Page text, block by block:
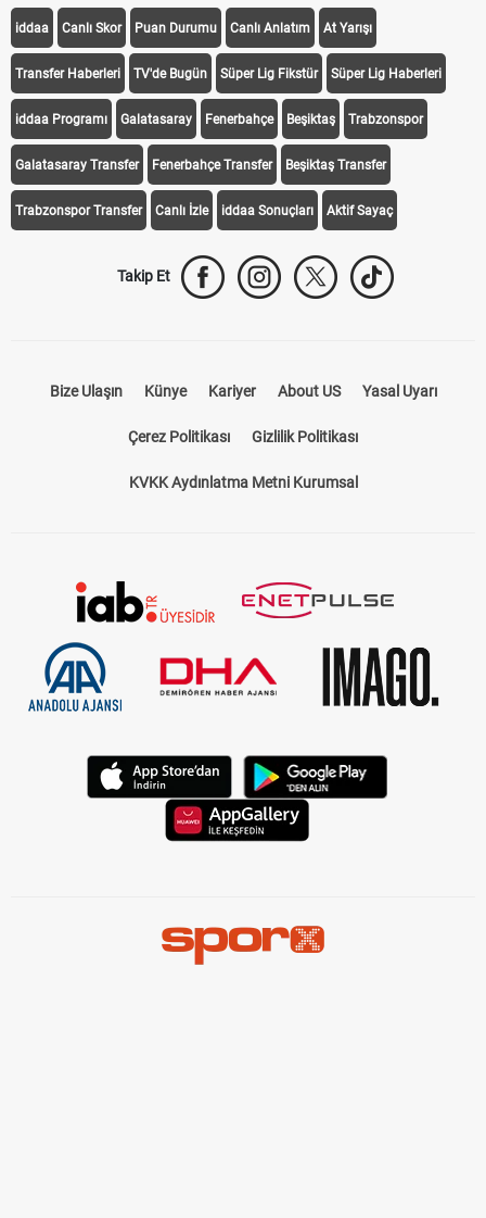
iddaa Canlı Skor Puan Durumu Canlı Anlatım At Yarışı
Transfer Haberleri TV'de Bugün Süper Lig Fikstür Süper Lig Haberleri
iddaa Programı Galatasaray Fenerbahçe Beşiktaş Trabzonspor
Galatasaray Transfer Fenerbahçe Transfer Beşiktaş Transfer
Trabzonspor Transfer Canlı İzle iddaa Sonuçları Aktif Sayaç
Takip Et
Bize Ulaşın Künye Kariyer About US Yasal Uyarı
Çerez Politikası Gizlilik Politikası
KVKK Aydınlatma Metni Kurumsal